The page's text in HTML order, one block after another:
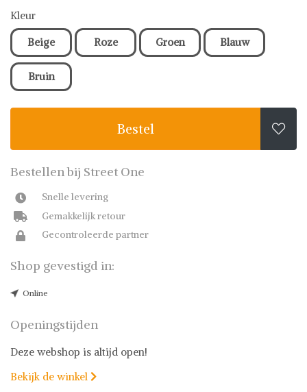
Kleur
Beige Roze Groen Blauw
Bruin
Bestel 
Bestellen bij Street One
Snelle levering
Gemakkelijk retour
Gecontroleerde partner
Shop gevestigd in:
Online
Openingstijden
Deze webshop is altijd open!
Bekijk de winkel 